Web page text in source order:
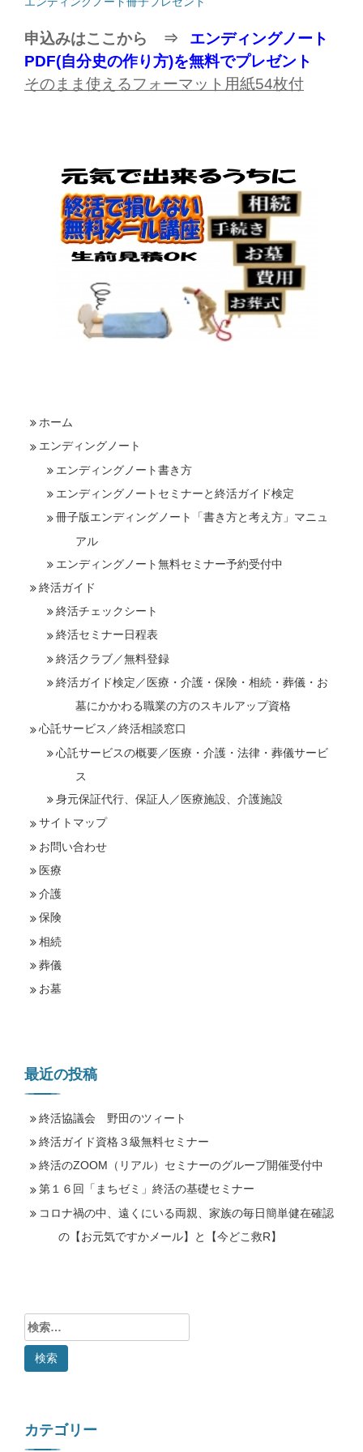
申込みはここから ⇒
エンディングノート
PDF(自分史の作り方)を無料でプレゼント
そのまま使えるフォーマット用紙54枚付
ホーム
エンディングノート
エンディングノート書き方
エンディングノートセミナーと終活ガイド検定
冊子版エンディングノート「書き方と考え方」マニュ
アル
エンディングノート無料セミナー予約受付中
終活ガイド
終活チェックシート
終活セミナー日程表
終活クラブ／無料登録
終活ガイド検定／医療・介護・保険・相続・葬儀・お
墓にかかわる職業の方のスキルアップ資格
心託サービス／終活相談窓口
心託サービスの概要／医療・介護・法律・葬儀サービ
ス
身元保証代行、保証人／医療施設、介護施設
サイトマップ
お問い合わせ
医療
介護
保険
相続
葬儀
お墓
最近の投稿
終活協議会 野田のツィート
終活ガイド資格３級無料セミナー
終活のZOOM（リアル）セミナーのグループ開催受付中
第１６回「まちゼミ」終活の基礎セミナー
コロナ禍の中、遠くにいる両親、家族の毎日簡単健在確認
の【お元気ですかメール】と【今どこ救R】
検
索:
カテゴリー